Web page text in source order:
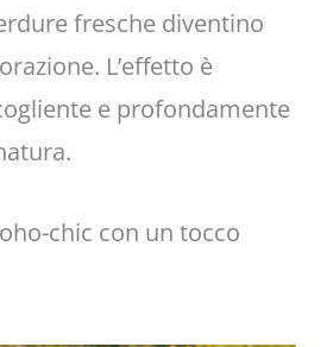
fresche diventino
L’effetto è
e profondamente
chic con un tocco